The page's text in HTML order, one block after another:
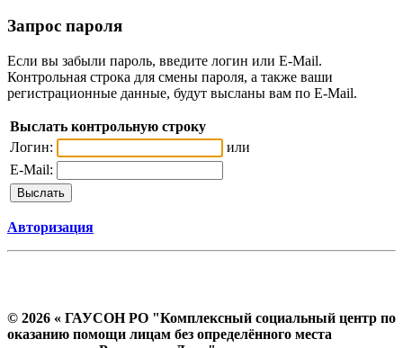
Запрос пароля
Если вы забыли пароль, введите логин или E-Mail.
Контрольная строка для смены пароля, а также ваши
регистрационные данные, будут высланы вам по E-Mail.
Выслать контрольную строку
Логин:
или
E-Mail:
Авторизация
© 2026 « ГАУСОН РО "Комплексный социальный центр по
оказанию помощи лицам без определённого места